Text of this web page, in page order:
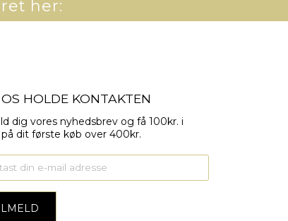
her:
HOLDE KONTAKTEN
dig vores nyhedsbrev og få 100kr. i
dit første køb over 400kr.